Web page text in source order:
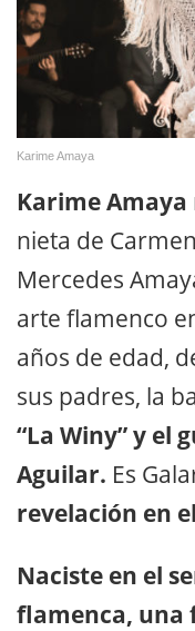
Karime Amaya
Karime Amaya
nieta de
Mercedes
arte flamenco
años de edad,
sus padres, la
“La Winy” y el
Aguilar. Es
revelación en
Naciste en el
flamenca, una